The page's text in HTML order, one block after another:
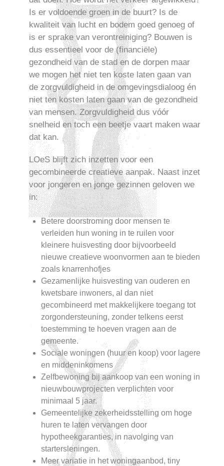
Is er voldoende groen in de buurt? Is de
kwaliteit van lucht en bodem goed genoeg of
is er sprake van verontreiniging? Bouwen is
dus essentieel voor de (financiële)
gezondheid van de stad en de dorpen maar
we mogen het niet ten koste laten gaan van
de zorgvuldigheid in de omgevingsdialoog én
niet ten kosten laten gaan van de gezondheid
van mensen. Zorgvuldigheid dus vóór
snelheid en toch een beetje vaart maken waar
dat kan.
LOeS blijft zich inzetten voor een
gecombineerde creatieve aanpak. Naast inzet
voor jongeren en jonge gezinnen geloven we
in:
Betere doorstroming door mensen te
verleiden hun woning in te ruilen voor
kleinere huisvesting door bijvoorbeeld
nieuwe creatieve woonvormen aan te bieden
zoals knarrenhofjes
Gezamenlijke huisvesting van ouderen en
kwetsbare inwoners, al dan niet
gecombineerd met makkelijkere toegang tot
zorgondersteuning, zonder telkens eerst
toestemming te hoeven vragen aan de
gemeente.
Sociale woningen (huur en koop) voor lagere
en middeninkomens
Zelfbewoning bij aankoop van een woning in
nieuwbouwprojecten verplichten voor
minimaal 5 jaar.
Gemeentelijke zekerheidsstelling om hoge
huren te laten vervangen door
hypotheekgaranties, in navolging van
startersleningen.
Meer variatie in het woningaanbod, tiny